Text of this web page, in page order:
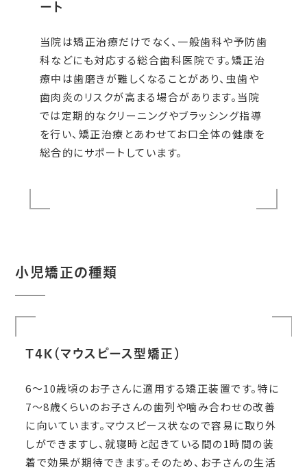
ート
当院は矯正治療だけでなく、一般歯科や予防歯
科などにも対応する総合歯科医院です。矯正治
療中は歯磨きが難しくなることがあり、虫歯や
歯肉炎のリスクが高まる場合があります。当院
では定期的なクリーニングやブラッシング指導
を行い、矯正治療とあわせてお口全体の健康を
総合的にサポートしています。
小児矯正の種類
T4K（マウスピース型矯正）
6～10歳頃のお子さんに適用する矯正装置です。特に
7～8歳くらいのお子さんの歯列や噛み合わせの改善
に向いています。マウスピース状なので容易に取り外
しができますし、就寝時と起きている間の1時間の装
着で効果が期待できます。そのため、お子さんの生活